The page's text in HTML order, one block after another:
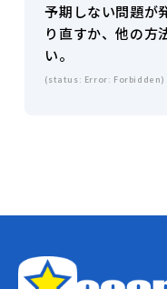
予期しない問題が
り直すか、他の方
い。
(status: Error: Forbidden)